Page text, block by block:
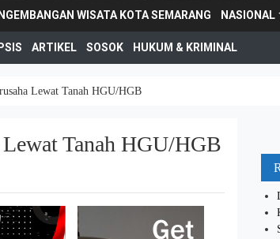
WISATA KOTA SEMARANG NASIONAL
PSIS ARTIKEL SOSOK HUKUM & KRIMINAL
Lewat Tanah HGU/HGB
Tanah HGU/HGB